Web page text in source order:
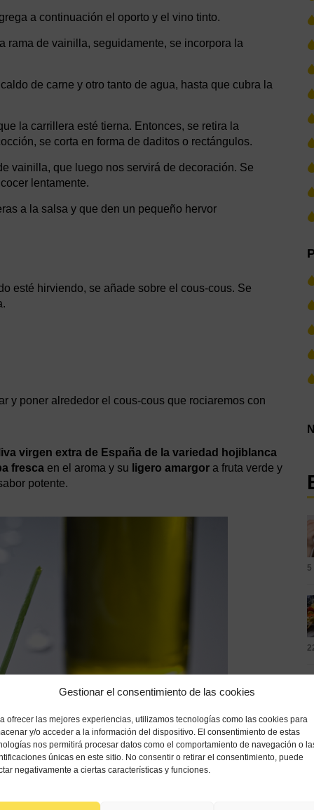
Gestionar el consentimiento de las cookies
ofrecer las mejores experiencias, utilizamos tecnologías como las cookies para
y/o acceder a la información del dispositivo. El consentimiento de estas
nos permitirá procesar datos como el comportamiento de navegación o
únicas en este sitio. No consentir o retirar el consentimiento, puede
negativamente a ciertas características y funciones.
a continuación el oporto y el vino tinto.
rama de vainilla, seguidamente, se incorpora la
de carne y otro tanto de agua, hasta que cubra la
la carrillera esté tierna. Entonces, se retira la
se corta en forma de daditos o rectángulos.
vainilla, que luego nos servirá de decoración. Se
lentamente.
a la salsa y que den un pequeño hervor
esté hirviendo, se añade sobre el cous-cous. Se
y poner alrededor el cous-cous que rociaremos con
virgen extra de España de la variedad hojiblanca
fresca en el aroma y su ligero amargor a fruta verde y
potente.
5